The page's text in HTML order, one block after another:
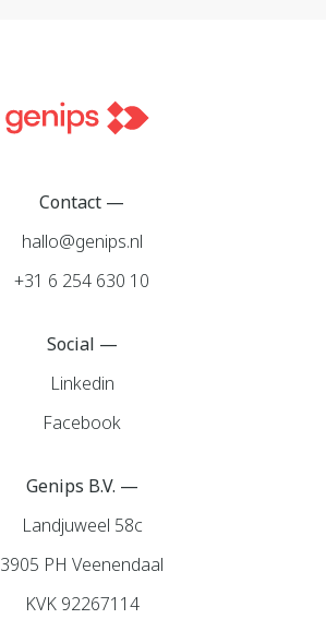
Contact —
hallo@genips.nl
+31 6 254 630 10
Social —
Linkedin
Facebook
Genips B.V. —
Landjuweel 58c
3905 PH Veenendaal
KVK 92267114